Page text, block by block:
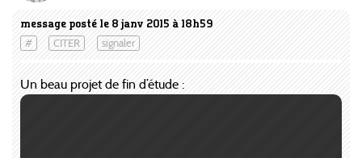
message posté le 8 janv 2015 à 18h59
# CITER signaler
Un beau projet de fin d’étude :